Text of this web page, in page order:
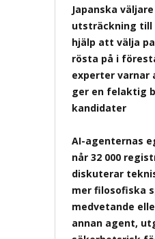
Japanska
utsträckning till
hjälp att välja
rösta på i
experter varnar
ger en felaktig
kandidater
AI-agenternas
når 32 000
diskuterar
mer filosofiska
medvetande
annan agent,